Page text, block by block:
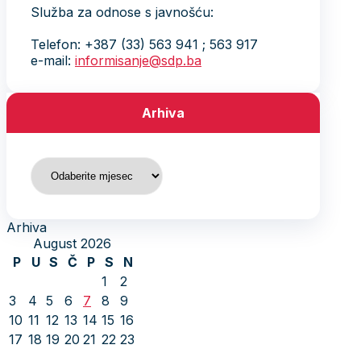
Služba za odnose s javnošću:
Telefon: +387 (33) 563 941 ; 563 917
e-mail: informisanje@sdp.ba
Arhiva
Arhiva
Arhiva
August 2026
P
U S Č P S
N
1
2
3
4 5 6 7 8
9
10 11 12 13 14 15 16
17 18 19 20 21 22 23